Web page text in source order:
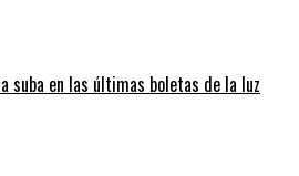
suba en las últimas boletas de la luz